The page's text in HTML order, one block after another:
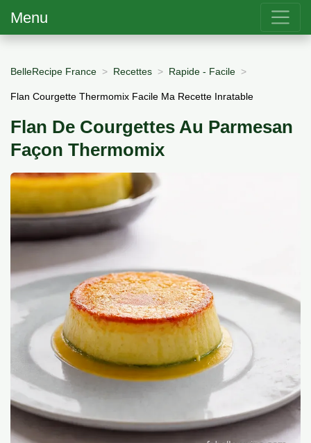
Menu
BelleRecipe France Recettes Rapide - Facile
Flan Courgette Thermomix Facile Ma Recette Inratable
Flan De Courgettes Au Parmesan
Façon Thermomix